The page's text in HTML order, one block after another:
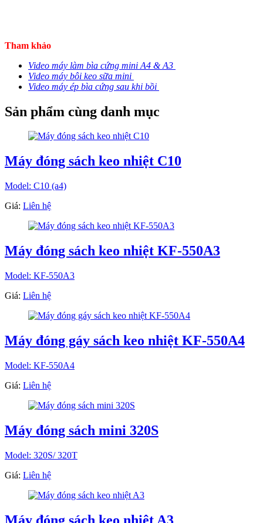
Tham khảo
Video máy làm bìa cứng mini A4 & A3
Video máy bôi keo sữa mini
Video máy ép bìa cứng sau khi bồi
Sản phẩm cùng danh mục
Máy đóng sách keo nhiệt C10
Model: C10 (a4)
Giá: Liên hệ
Máy đóng sách keo nhiệt KF-550A3
Model: KF-550A3
Giá: Liên hệ
Máy đóng gáy sách keo nhiệt KF-550A4
Model: KF-550A4
Giá: Liên hệ
Máy đóng sách mini 320S
Model: 320S/ 320T
Giá: Liên hệ
Máy đóng sách keo nhiệt A3